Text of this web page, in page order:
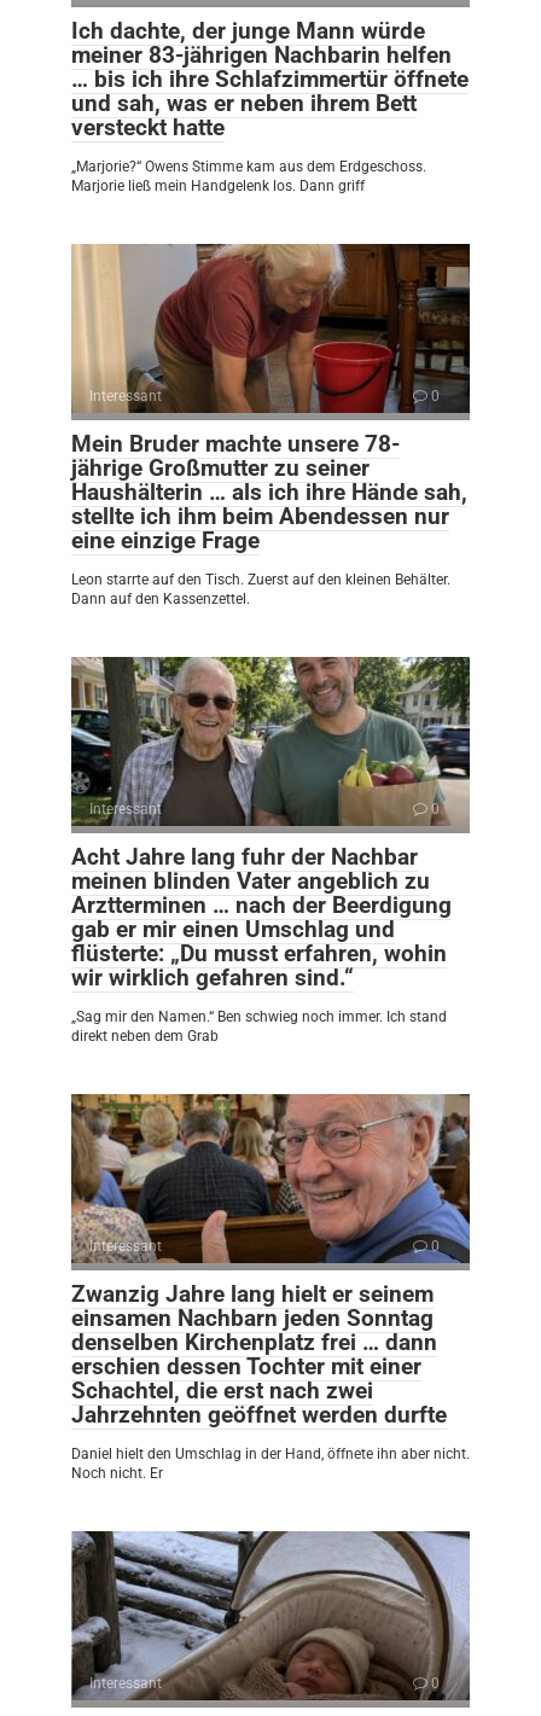
Ich dachte, der junge Mann würde
meiner 83-jährigen Nachbarin helfen
… bis ich ihre Schlafzimmertür öffnete
und sah, was er neben ihrem Bett
versteckt hatte
„Marjorie?“ Owens Stimme kam aus dem Erdgeschoss.
Marjorie ließ mein Handgelenk los. Dann griff
Interessant 0
Mein Bruder machte unsere 78-
jährige Großmutter zu seiner
Haushälterin … als ich ihre Hände sah,
stellte ich ihm beim Abendessen nur
eine einzige Frage
Leon starrte auf den Tisch. Zuerst auf den kleinen Behälter.
Dann auf den Kassenzettel.
Interessant 0
Acht Jahre lang fuhr der Nachbar
meinen blinden Vater angeblich zu
Arztterminen … nach der Beerdigung
gab er mir einen Umschlag und
flüsterte: „Du musst erfahren, wohin
wir wirklich gefahren sind.“
„Sag mir den Namen.“ Ben schwieg noch immer. Ich stand
direkt neben dem Grab
Interessant 0
Zwanzig Jahre lang hielt er seinem
einsamen Nachbarn jeden Sonntag
denselben Kirchenplatz frei … dann
erschien dessen Tochter mit einer
Schachtel, die erst nach zwei
Jahrzehnten geöffnet werden durfte
Daniel hielt den Umschlag in der Hand, öffnete ihn aber nicht.
Noch nicht. Er
Interessant 0